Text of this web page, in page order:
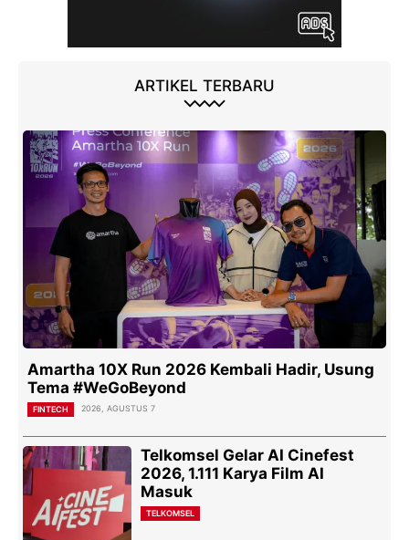
ARTIKEL TERBARU
Amartha 10X Run 2026 Kembali Hadir, Usung
Tema #WeGoBeyond
FINTECH 2026, AGUSTUS 7
Telkomsel Gelar AI Cinefest
2026, 1.111 Karya Film AI
Masuk
TELKOMSEL